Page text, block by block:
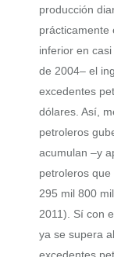
producción
prácticamente
inferior en
de 2004– el
excedentes
dólares. Así,
petroleros
acumulan –y
petroleros
295 mil 800
2011). Sí con
ya se supera